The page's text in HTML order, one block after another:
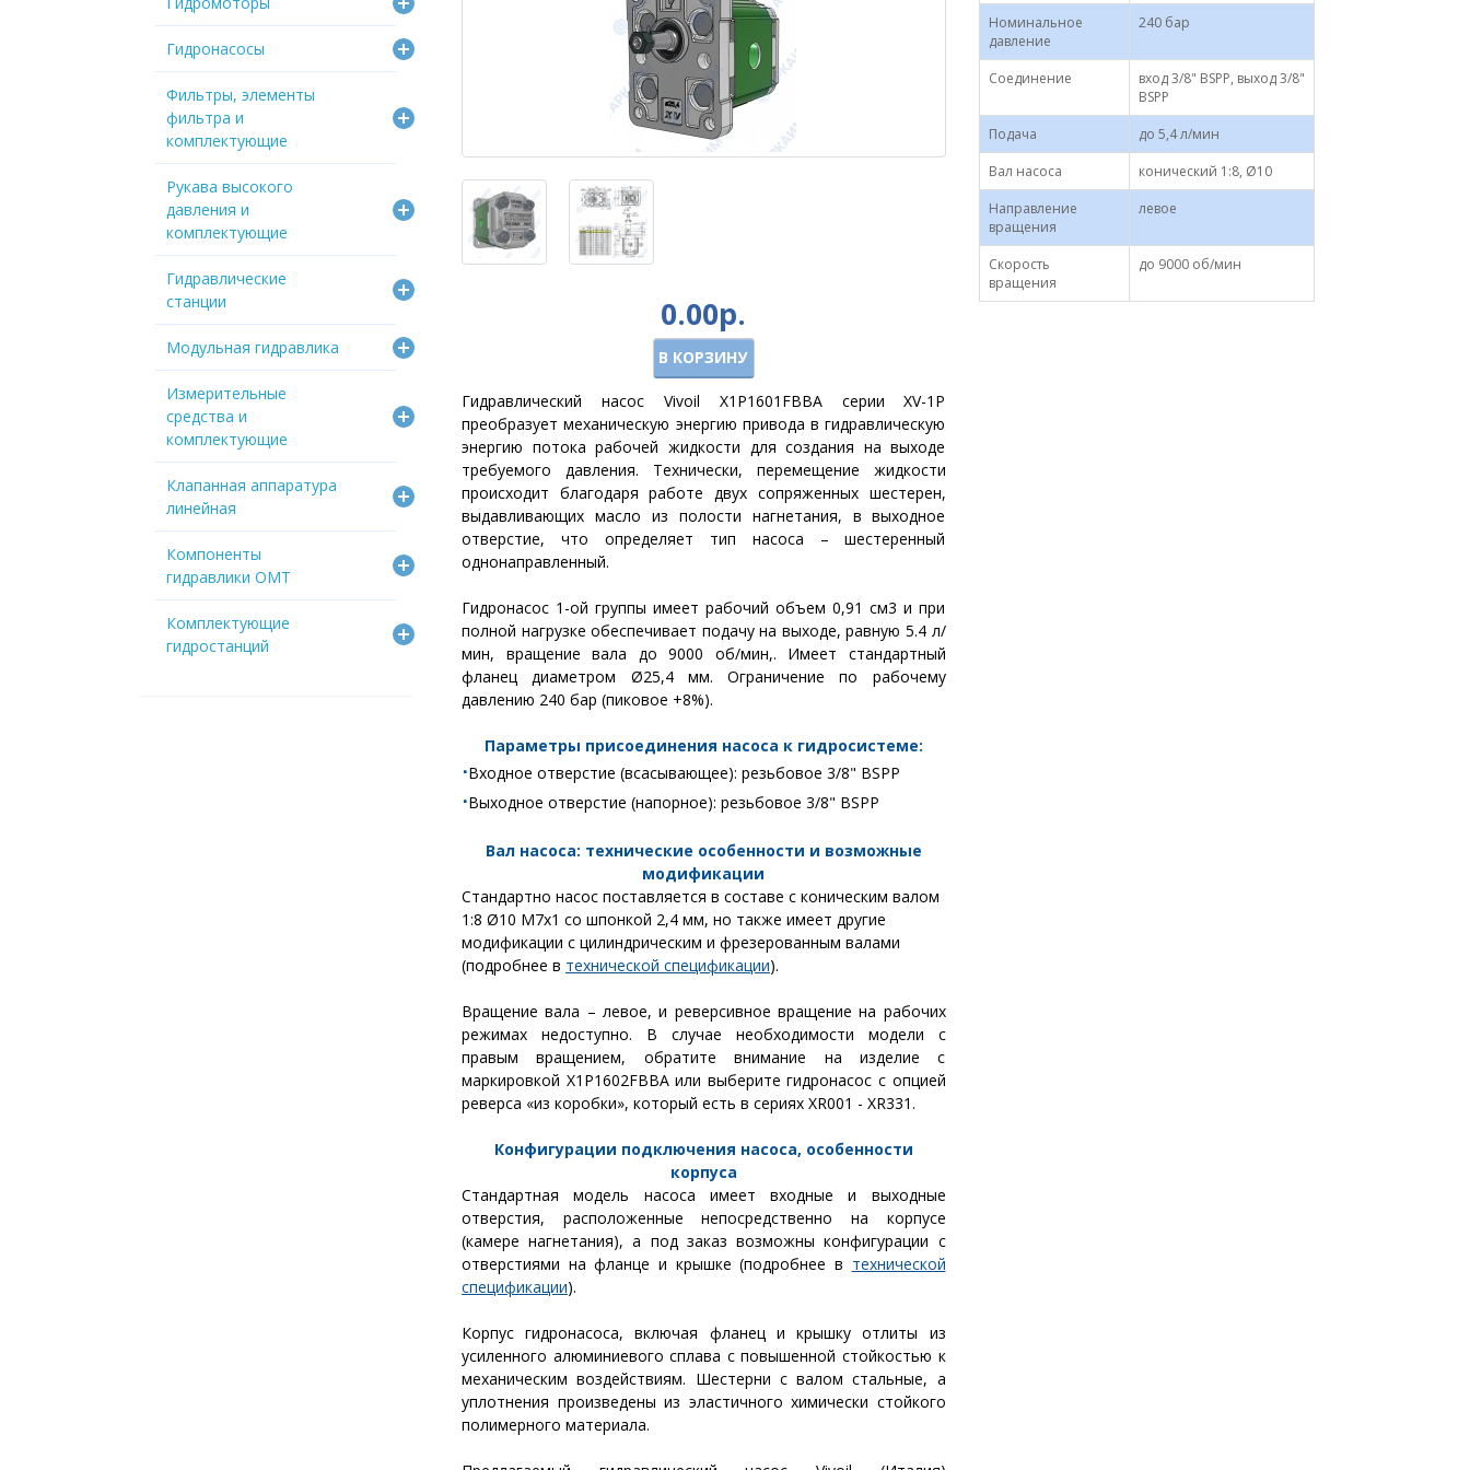
Гидронасосы
Фильтры, элементы
фильтра и
комплектующие
Рукава высокого
давления и
комплектующие
Гидравлические
станции
Модульная гидравлика
Измерительные
средства и
комплектующие
Клапанная аппаратура
линейная
Компоненты
гидравлики OMT
Комплектующие
гидростанций
0.00р.
В КОРЗИНУ
Гидравлический насос Vivoil X1P1601FBBA серии XV-1P
преобразует механическую энергию привода в гидравлическую
энергию потока рабочей жидкости для создания на выходе
требуемого давления. Технически, перемещение жидкости
происходит благодаря работе двух сопряженных шестерен,
выдавливающих масло из полости нагнетания, в выходное
отверстие, что определяет тип насоса – шестеренный
однонаправленный.
Гидронасос 1-ой группы имеет рабочий объем 0,91 см3 и при
полной нагрузке обеспечивает подачу на выходе, равную 5.4 л/
мин, вращение вала до 9000 об/мин,. Имеет стандартный
фланец диаметром Ø25,4 мм. Ограничение по рабочему
давлению 240 бар (пиковое +8%).
Параметры присоединения насоса к гидросистеме:
⋅Входное отверстие (всасывающее): резьбовое 3/8" BSPP
⋅Выходное отверстие (напорное): резьбовое 3/8" BSPP
Вал насоса: технические особенности и возможные
модификации
Стандартно насос поставляется в составе с коническим валом
1:8 Ø10 M7x1 со шпонкой 2,4 мм, но также имеет другие
модификации с цилиндрическим и фрезерованным валами
(подробнее в технической спецификации).
Вращение вала – левое, и реверсивное вращение на рабочих
режимах недоступно. В случае необходимости модели с
правым вращением, обратите внимание на изделие с
маркировкой X1P1602FBBA или выберите гидронасос с опцией
реверса «из коробки», который есть в сериях XR001 - XR331.
Конфигурации подключения насоса, особенности
корпуса
Стандартная модель насоса имеет входные и выходные
отверстия, расположенные непосредственно на корпусе
(камере нагнетания), а под заказ возможны конфигурации с
отверстиями на фланце и крышке (подробнее в технической
спецификации).
Корпус гидронасоса, включая фланец и крышку отлиты из
усиленного алюминиевого сплава с повышенной стойкостью к
механическим воздействиям. Шестерни с валом стальные, а
уплотнения произведены из эластичного химически стойкого
полимерного материала.
Номинальное
давление
240 бар
Соединение
вход 3/8" BSPP, выход 3/8"
BSPP
Подача
до 5,4 л/мин
Вал насоса
конический 1:8, Ø10
Направление
вращения
левое
Скорость
вращения
до 9000 об/мин